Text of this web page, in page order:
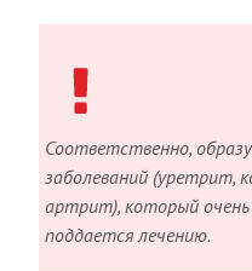
Соответственно,
заболеваний (уретрит,
артрит), который
поддается лечению.